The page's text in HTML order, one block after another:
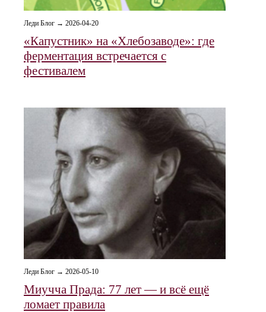
Леди Блог → 2026-04-20
«Капустник» на «Хлебозаводе»: где
ферментация встречается с
фестивалем
Леди Блог → 2026-05-10
Миучча Прада: 77 лет — и всё ещё
ломает правила